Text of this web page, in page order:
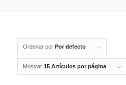
Ordenar por Por defecto
Mostrar 15 Artículos por página